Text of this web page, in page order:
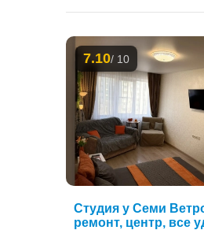
7.10/ 10
Студия у Семи
ремонт, центр, все